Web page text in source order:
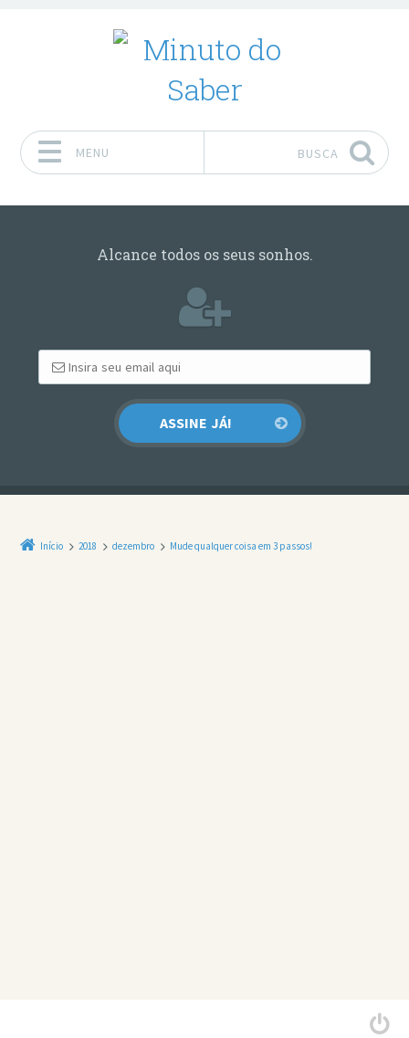
MENU BUSCA
Alcance todos os seus sonhos.
Início 2018 dezembro Mude qualquer coisa em 3 passos!